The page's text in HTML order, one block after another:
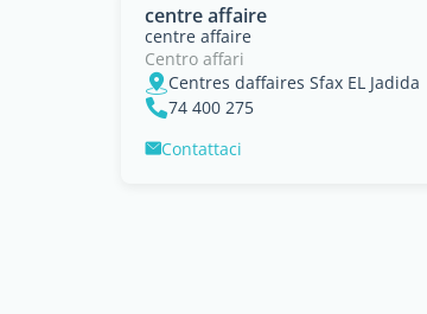
centre affaire
centre affaire
Centro affari
Centres daffaires Sfax EL Jadida
74 400 275
Contattaci